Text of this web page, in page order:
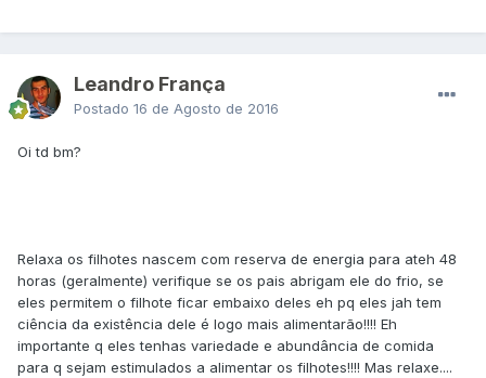
Leandro França
Postado 16 de Agosto de 2016
Oi td bm?
Relaxa os filhotes nascem com reserva de energia para ateh 48
horas (geralmente) verifique se os pais abrigam ele do frio, se
eles permitem o filhote ficar embaixo deles eh pq eles jah tem
ciência da existência dele é logo mais alimentarão!!!! Eh
importante q eles tenhas variedade e abundância de comida
para q sejam estimulados a alimentar os filhotes!!!! Mas relaxe....